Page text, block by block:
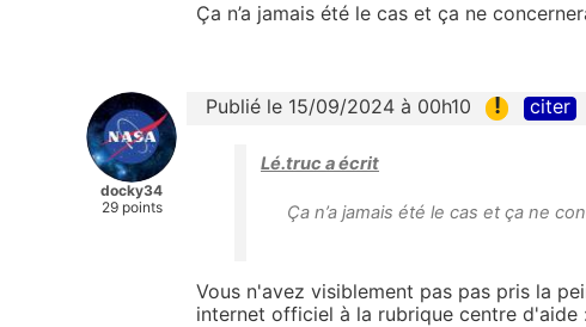
Ça n’a jamais été le cas et ça ne
docky34
29 points
Publié le 15/09/2024 à 00h10 ! citer
Lé.truc a écrit
Ça n’a jamais été le cas et ça ne
Vous n'avez visiblement pas pas pris la
internet officiel à la rubrique centre d'aide :